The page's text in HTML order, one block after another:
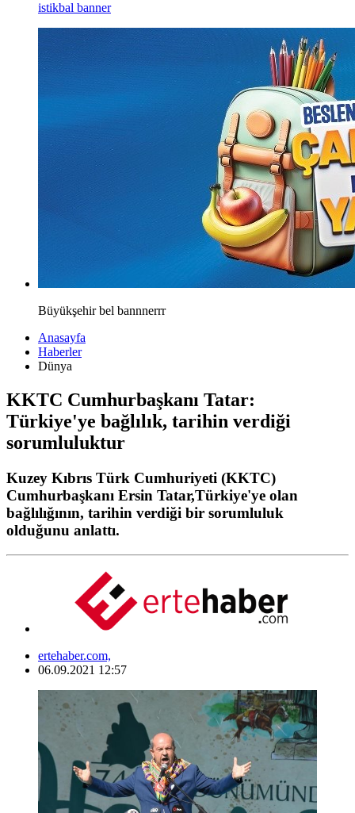
istikbal banner
Büyükşehir bel bannnerrr
Anasayfa
Haberler
Dünya
KKTC Cumhurbaşkanı Tatar:
Türkiye'ye bağlılık, tarihin verdiği
sorumluluktur
Kuzey Kıbrıs Türk Cumhuriyeti (KKTC)
Cumhurbaşkanı Ersin Tatar,Türkiye'ye olan
bağlılığının, tarihin verdiği bir sorumluluk
olduğunu anlattı.
ertehaber.com,
06.09.2021 12:57